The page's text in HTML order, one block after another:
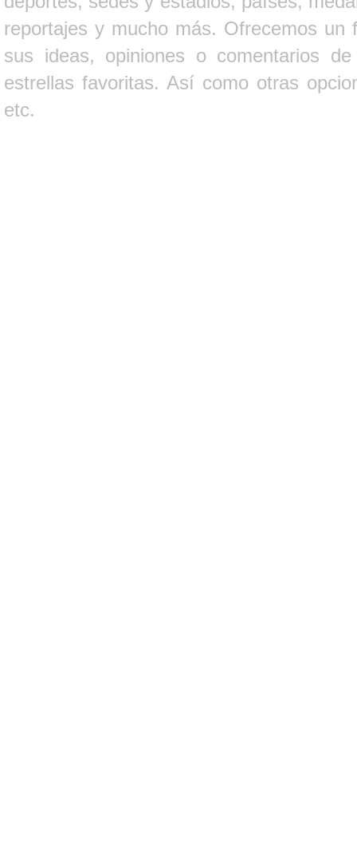
reportajes y mucho más. Ofrecemos un
sus ideas, opiniones o comentarios
estrellas favoritas. Así como otras
etc.